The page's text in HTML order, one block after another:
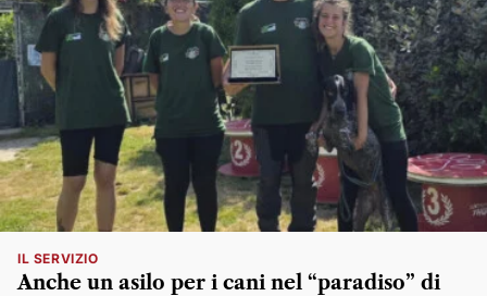
IL SERVIZIO
Anche un asilo per i cani nel “paradiso” di